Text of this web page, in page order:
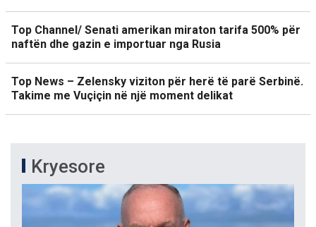
Top Channel/ Senati amerikan miraton tarifa 500% për
naftën dhe gazin e importuar nga Rusia
Top News – Zelensky viziton për herë të parë Serbinë.
Takime me Vuçiçin në një moment delikat
Kryesore